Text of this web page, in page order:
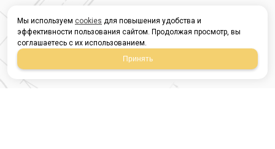
Мы используем cookies для повышения удобства и
эффективности пользования сайтом. Продолжая просмотр, вы
соглашаетесь с их использованием.
Принять